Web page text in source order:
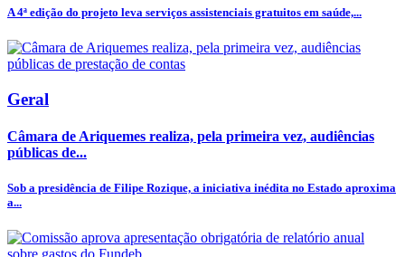
A 4ª edição do projeto leva serviços assistenciais gratuitos em saúde,...
Geral
Câmara de Ariquemes realiza, pela primeira vez, audiências
públicas de...
Sob a presidência de Filipe Rozique, a iniciativa inédita no Estado aproxima
a...